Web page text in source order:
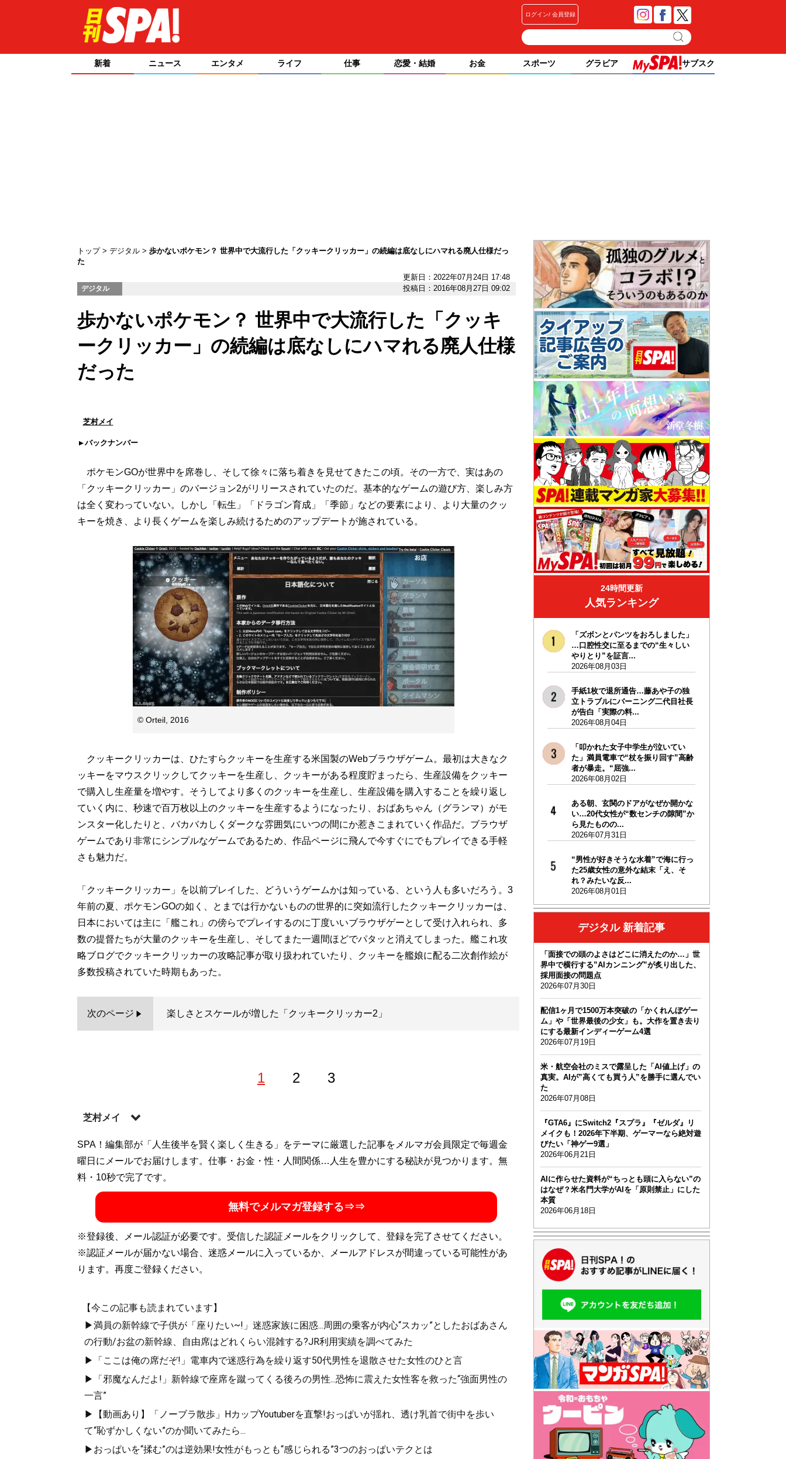
ログイン 会員登録
新着 ニュース エンタメ ライフ 仕事 恋愛・結婚 お金 スポーツ グラビア サブスク
トップ デジタル
歩かないポケモン？ 世界中で大流行した「クッキークリッカー」の続編は底なしにハマれる廃人仕様だっ
た
更新日：2022年07月24日 17:48
デジタル 投稿日：2016年08月27日 09:02
歩かないポケモン？ 世界中で大流行した「クッキ
ークリッカー」の続編は底なしにハマれる廃人仕様
だった
芝村メイ
バックナンバー
ポケモンGOが世界中を席巻し、そして徐々に落ち着きを見せてきたこの頃。その一方で、実はあの
「クッキークリッカー」のバージョン2がリリースされていたのだ。基本的なゲームの遊び方、楽しみ方
は全く変わっていない。しかし「転生」「ドラゴン育成」「季節」などの要素により、より大量のクッ
キーを焼き、より長くゲームを楽しみ続けるためのアップデートが施されている。
© Orteil, 2016
クッキークリッカーは、ひたすらクッキーを生産する米国製のWebブラウザゲーム。最初は大きなク
ッキーをマウスクリックしてクッキーを生産し、クッキーがある程度貯まったら、生産設備をクッキー
で購入し生産量を増やす。そうしてより多くのクッキーを生産し、生産設備を購入することを繰り返し
ていく内に、秒速で百万枚以上のクッキーを生産するようになったり、おばあちゃん（グランマ）がモ
ンスター化したりと、バカバカしくダークな雰囲気にいつの間にか惹きこまれていく作品だ。ブラウザ
ゲームであり非常にシンプルなゲームであるため、作品ページに飛んで今すぐにでもプレイできる手軽
さも魅力だ。
「クッキークリッカー」を以前プレイした、どういうゲームかは知っている、という人も多いだろう。3
年前の夏、ポケモンGOの如く、とまでは行かないものの世界的に突如流行したクッキークリッカーは、
日本においては主に「艦これ」の傍らでプレイするのに丁度いいブラウザゲーとして受け入れられ、多
数の提督たちが大量のクッキーを生産し、そしてまた一週間ほどでパタッと消えてしまった。艦これ攻
略ブログでクッキークリッカーの攻略記事が取り扱われていたり、クッキーを艦娘に配る二次創作絵が
多数投稿されていた時期もあった。
次のページ 楽しさとスケールが増した「クッキークリッカー2」
1 2 3
芝村メイ
記事一覧へ
SPA！編集部が「人生後半を賢く楽しく生きる」をテーマに厳選した記事をメルマガ会員限定で毎週金
曜日にメールでお届けします。仕事・お金・性・人間関係…人生を豊かにする秘訣が見つかります。無
料・10秒で完了です。
無料でメルマガ登録する⇒⇒
※登録後、メール認証が必要です。受信した認証メールをクリックして、登録を完了させてください。
※認証メールが届かない場合、迷惑メールに入っているか、メールアドレスが間違っている可能性があ
ります。再度ご登録ください。
【今この記事も読まれています】
▶満員の新幹線で子供が「座りたい~!」迷惑家族に困惑...周囲の乗客が内心“スカッ”としたおばあさん
の行動/お盆の新幹線、自由席はどれくらい混雑する?JR利用実績を調べてみた
▶「ここは俺の席だぞ!」電車内で迷惑行為を繰り返す50代男性を退散させた女性のひと言
▶「邪魔なんだよ!」新幹線で座席を蹴ってくる後ろの男性...恐怖に震えた女性客を救った“強面男性の
一言”
▶【動画あり】「ノーブラ散歩」HカップYoutuberを直撃!おっぱいが揺れ、透け乳首で街中を歩い
て“恥ずかしくない”のか聞いてみたら...
▶おっぱいを“揉む”のは逆効果!女性がもっとも“感じられる”3つのおっぱいテクとは
24時間更新
人気ランキング
「ズボンとパンツをおろしました」
…口腔性交に至るまでの“生々しい
やりとり”を証言...
2026年08月03日
手紙1枚で退所通告…藤あや子の独
立トラブルにバーニング二代目社長
が告白「実際の料...
2026年08月04日
「叩かれた女子中学生が泣いてい
た」満員電車で“杖を振り回す”高齢
者が暴走。“屈強...
2026年08月02日
ある朝、玄関のドアがなぜか開かな
い…20代女性が“数センチの隙間”か
ら見たものの...
2026年07月31日
“男性が好きそうな水着”で海に行っ
た25歳女性の意外な結末「え、そ
れ？みたいな反...
2026年08月01日
デジタル 新着記事
「面接での頭のよさはどこに消えたのか…」世
界中で横行する”AIカンニング”が炙り出した、
採用面接の問題点
2026年07月30日
配信1ヶ月で1500万本突破の「かくれんぼゲー
ム」や「世界最後の少女」も。大作を置き去り
にする最新インディーゲーム4選
2026年07月19日
米・航空会社のミスで露呈した「AI値上げ」の
真実。AIが”高くても買う人”を勝手に選んでい
た
2026年07月08日
『GTA6』にSwitch2『スプラ』『ゼルダ』リ
メイクも！2026年下半期、ゲーマーなら絶対遊
びたい「神ゲー9選」
2026年06月21日
AIに作らせた資料が“ちっとも頭に入らない”の
はなぜ？米名門大学がAIを「原則禁止」にした
本質
2026年06月18日